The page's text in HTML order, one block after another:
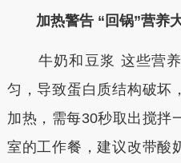
加热警告 “回锅”营养
牛奶和豆浆 这些营养
匀，导致蛋白质结构破坏
加热，需每30秒取出搅拌
室的工作餐，建议改带酸